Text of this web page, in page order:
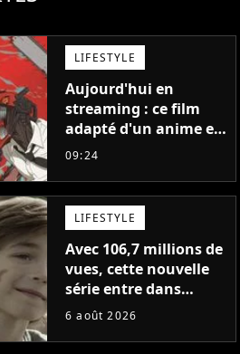
LIFESTYLE
Aujourd'hui en
streaming : ce film
adapté d'un anime et
noté 98% est à voir
vous ne comprendrez
plus la série
09:24
LIFESTYLE
Avec 106,7 millions de
vues, cette nouvelle
série entre dans
l'histoire de Netflix en
6 août 2026